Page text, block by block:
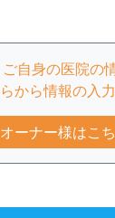
自身の医院の
から情報の入
ーナー様はこ